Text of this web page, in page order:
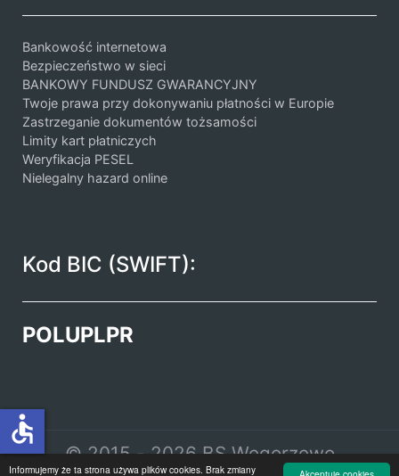
Informujemy że ta strona używa plików cookies. Brak zmiany
Bankowość internetowa
Bezpieczeństwo w sieci
BANKOWY FUNDUSZ GWARANCYJNY
Twoje prawa przy dokonywaniu płatności w Europie
Zastrzeganie dokumentów tożsamości
Limity kart płatniczych
Weryfikacja PESEL
Nielegalny hazard online
Kod BIC (SWIFT):
POLUPLPR
© 2015 - 2026 BS Węgorzewo
accessible